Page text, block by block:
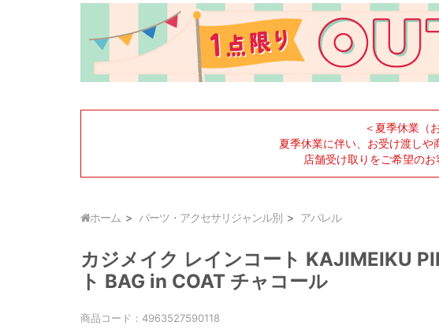
＜夏季休業（
夏季休業に伴い、お受け渡しや
店舗受け取りをご希望の
ホーム パーツ・アクセサリジャンル別 アパレル
カジメイク レインコート KAJIMEIKU
ト BAG in COAT チャコール
商品コード： 4963527590118